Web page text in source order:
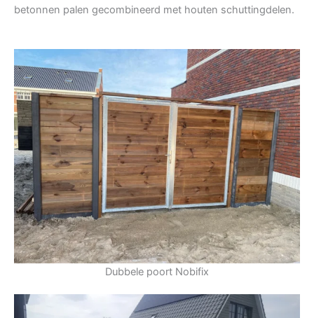
betonnen palen gecombineerd met houten schuttingdelen.
Dubbele poort Nobifix